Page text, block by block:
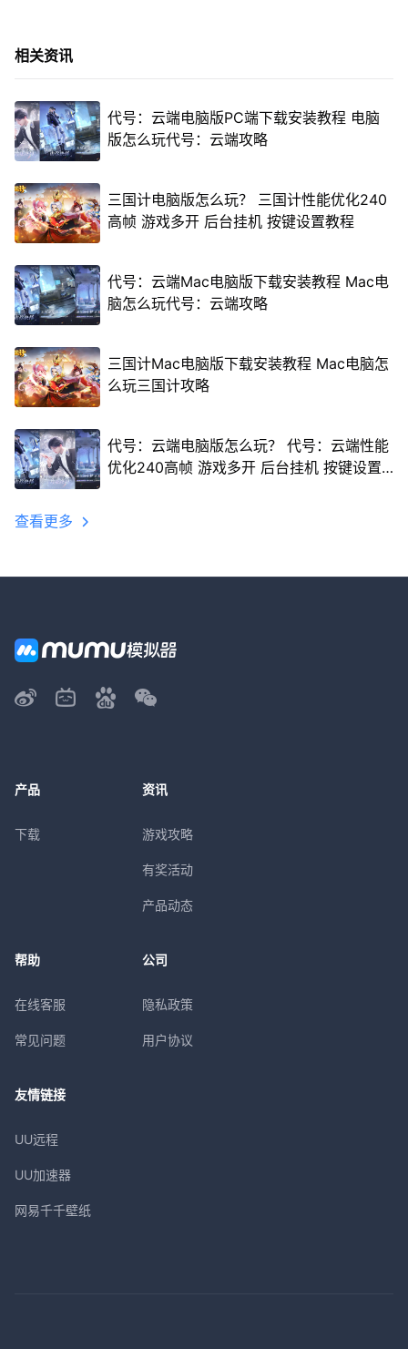
相关资讯
代号：云端电脑版PC端下载安装教程 电脑
版怎么玩代号：云端攻略
三国计电脑版怎么玩？ 三国计性能优化240
高帧 游戏多开 后台挂机 按键设置教程
代号：云端Mac电脑版下载安装教程 Mac电
脑怎么玩代号：云端攻略
三国计Mac电脑版下载安装教程 Mac电脑怎
么玩三国计攻略
代号：云端电脑版怎么玩？ 代号：云端性能
优化240高帧 游戏多开 后台挂机 按键设置
查看更多
产品
下载
资讯
游戏攻略
有奖活动
产品动态
帮助
在线客服
常见问题
公司
隐私政策
用户协议
友情链接
UU远程
UU加速器
网易千千壁纸